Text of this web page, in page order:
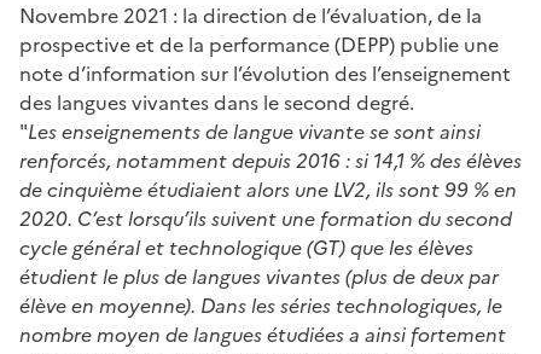
Novembre 2021 : la direction de l’évaluation, de la
prospective et de la performance (DEPP) publie une
note d’information sur l’évolution des l’enseignement
des langues vivantes dans le second degré.
"Les enseignements de langue vivante se sont ainsi
renforcés, notamment depuis 2016 : si 14,1 % des élèves
de cinquième étudiaient alors une LV2, ils sont 99 % en
2020. C’est lorsqu’ils suivent une formation du second
cycle général et technologique (GT) que les élèves
étudient le plus de langues vivantes (plus de deux par
élève en moyenne). Dans les séries technologiques, le
nombre moyen de langues étudiées a ainsi fortement